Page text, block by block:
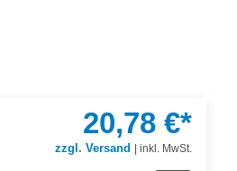
20,78 €*
zzgl. Versand |inkl. MwSt.